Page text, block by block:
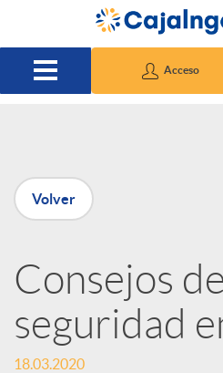
Saltar al contenido principal
Acceso
P
u
b
l
Volver
Consejos de
seguridad
18.03.2020